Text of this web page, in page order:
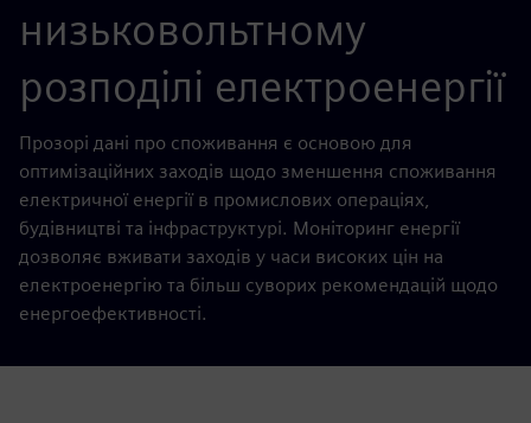
низьковольтному
розподілі електроенергії
Прозорі дані про споживання є основою для
оптимізаційних заходів щодо зменшення споживання
електричної енергії в промислових операціях,
будівництві та інфраструктурі. Моніторинг енергії
дозволяє вживати заходів у часи високих цін на
електроенергію та більш суворих рекомендацій щодо
енергоефективності.